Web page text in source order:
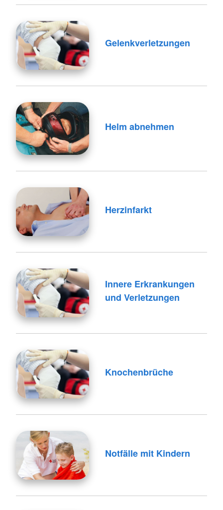
Gelenkverletzungen
Helm abnehmen
Herzinfarkt
Innere Erkrankungen
und Verletzungen
Knochenbrüche
Notfälle mit Kindern